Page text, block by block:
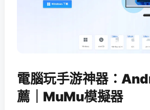
電腦玩手游神器：
薦｜MuMu模擬器